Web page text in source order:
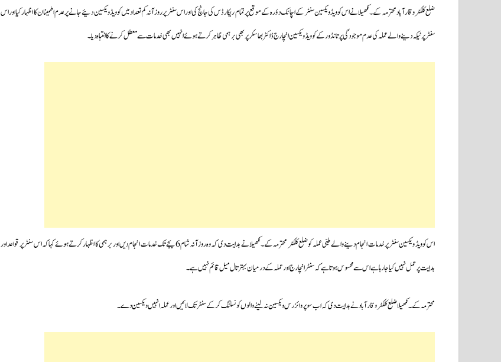
ضلع کلکٹر وقارآباد محترمہ کے۔نکھیلا نے اس کوویڈ ویکسین سنٹر کے اچانک دؤرہ کے موقع پر تمام ریکارڈس کی جانچ کی اور اس سنٹر پر روزآنہ کم تعداد میں کوویڈ ویکسین دئیے جانے پر عدم اطمینان کا اظہار کیا اور اس
سنٹر پر ٹیکہ دینے والے عملہ کی عدم موجودگی پر تانڈور کے کوویڈ ویکسین انچارج ڈاکٹر بھاسکر پر بھی برہمی ظاہر کرتے ہوئے انہیں بھی خدمات سے معطل کرنے کا انتباہ دیا۔
اس کوویڈ ویکسین سنٹر پر خدمات انجام دینے والے طبی عملہ کو ضلع کلکٹر محترمہ کے۔نکھیلا نے ہدایت دی کہ وہ روزآنہ شام 6 بجے تک خدمات انجام دیں اور برہمی کا اظہار کرتے ہوئے کہا کہ اس سنٹر پر قواعد اور
ہدایت پر عمل نہیں کیا جارہا ہے اس سے محسوس ہوتا ہے کہ سنٹرانچارج اور عملہ کے درمیان بہتر تال میل قائم نہیں ہے۔
محترمہ کے۔نکھیلا ضلع کلکٹر وقارآباد نے ہدایت دی کہ اب سوپروائزرس ویکسین نہ لینے والوں کونسلنگ کرکے سنٹر تک لائیں اور عملہ انہیں ویکسین دے۔